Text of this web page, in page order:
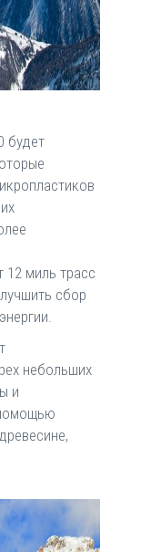
будет
12 миль трасс
сбор
небольших
и